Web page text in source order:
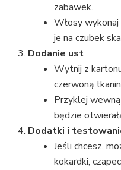
zabawek.
Włosy wykonaj
je na czubek
Dodanie ust
Wytnij z
czerwoną
Przyklej
będzie
Dodatki i
Jeśli chcesz,
kokardki,